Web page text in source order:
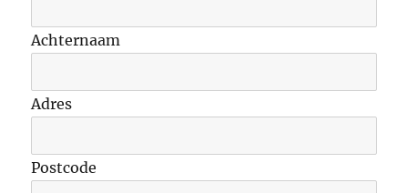
Achternaam
Adres
Postcode